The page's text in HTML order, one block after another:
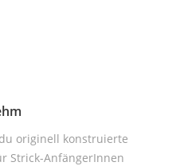
originell konstruierte
Strick-AnfängerInnen